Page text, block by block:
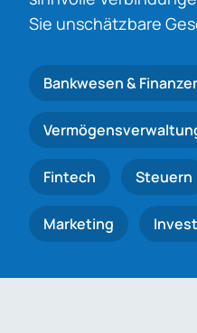
Sie unschätzbare
Bankwesen &
Fintech Steuern
Marketing